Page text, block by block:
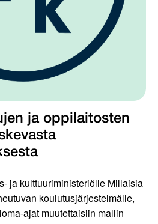
ja oppilaitosten
ja kulttuuriministeriölle Millaisia
koulutusjärjestelmälle,
ajat muutettaisiin mallin